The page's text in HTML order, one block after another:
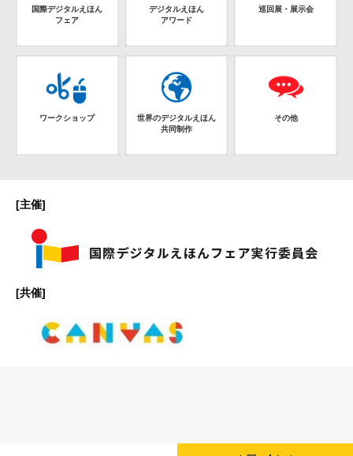
国際デジタルえほん
フェア
デジタルえほん
アワード
巡回展・展示会
ワークショップ
世界のデジタルえほん
共同制作
その他
[主催]
[共催]